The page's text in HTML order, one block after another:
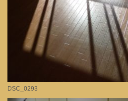
DSC_0293